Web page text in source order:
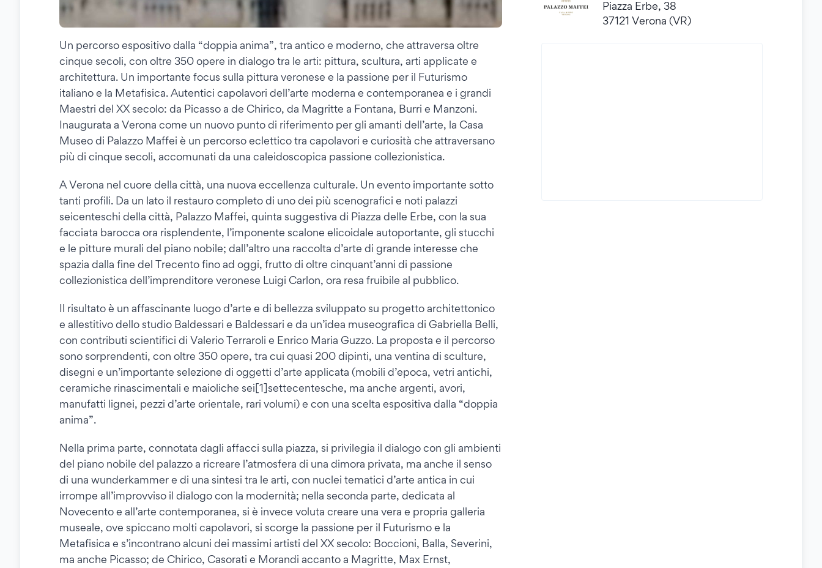
Un percorso espositivo dalla “doppia anima”, tra antico e moderno, che attraversa oltre
cinque secoli, con oltre 350 opere in dialogo tra le arti: pittura, scultura, arti applicate e
architettura. Un importante focus sulla pittura veronese e la passione per il Futurismo
italiano e la Metafisica. Autentici capolavori dell’arte moderna e contemporanea e i grandi
Maestri del XX secolo: da Picasso a de Chirico, da Magritte a Fontana, Burri e Manzoni.
Inaugurata a Verona come un nuovo punto di riferimento per gli amanti dell’arte, la Casa
Museo di Palazzo Maffei è un percorso eclettico tra capolavori e curiosità che attraversano
più di cinque secoli, accomunati da una caleidoscopica passione collezionistica.
A Verona nel cuore della città, una nuova eccellenza culturale. Un evento importante sotto
tanti profili. Da un lato il restauro completo di uno dei più scenografici e noti palazzi
seicenteschi della città, Palazzo Maffei, quinta suggestiva di Piazza delle Erbe, con la sua
facciata barocca ora risplendente, l’imponente scalone elicoidale autoportante, gli stucchi
e le pitture murali del piano nobile; dall’altro una raccolta d’arte di grande interesse che
spazia dalla fine del Trecento fino ad oggi, frutto di oltre cinquant’anni di passione
collezionistica dell’imprenditore veronese Luigi Carlon, ora resa fruibile al pubblico.
Il risultato è un affascinante luogo d’arte e di bellezza sviluppato su progetto architettonico
e allestitivo dello studio Baldessari e Baldessari e da un’idea museografica di Gabriella Belli,
con contributi scientifici di Valerio Terraroli e Enrico Maria Guzzo. La proposta e il percorso
sono sorprendenti, con oltre 350 opere, tra cui quasi 200 dipinti, una ventina di sculture,
disegni e un’importante selezione di oggetti d’arte applicata (mobili d’epoca, vetri antichi,
ceramiche rinascimentali e maioliche sei[1]settecentesche, ma anche argenti, avori,
manufatti lignei, pezzi d’arte orientale, rari volumi) e con una scelta espositiva dalla “doppia
anima”.
Nella prima parte, connotata dagli affacci sulla piazza, si privilegia il dialogo con gli ambienti
del piano nobile del palazzo a ricreare l’atmosfera di una dimora privata, ma anche il senso
di una wunderkammer e di una sintesi tra le arti, con nuclei tematici d’arte antica in cui
irrompe all’improvviso il dialogo con la modernità; nella seconda parte, dedicata al
Novecento e all’arte contemporanea, si è invece voluta creare una vera e propria galleria
museale, ove spiccano molti capolavori, si scorge la passione per il Futurismo e la
Metafisica e s’incontrano alcuni dei massimi artisti del XX secolo: Boccioni, Balla, Severini,
ma anche Picasso; de Chirico, Casorati e Morandi accanto a Magritte, Max Ernst,
Piazza Erbe, 38
37121 Verona (VR)